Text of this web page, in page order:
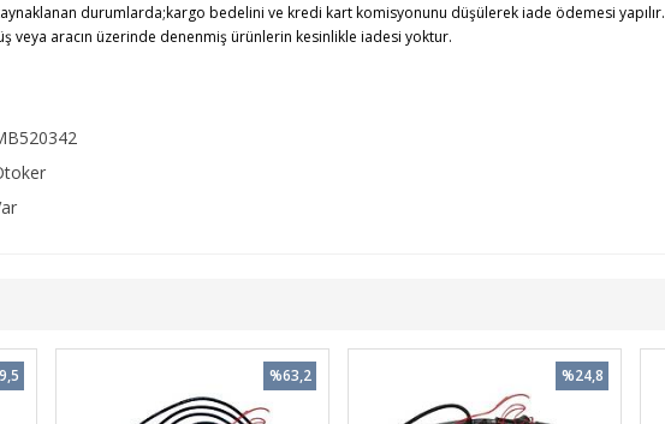
durumlarda;kargo bedelini ve kredi kart komisyonunu düşülerek iade ödemesi yapılır.
veya aracın üzerinde denenmiş ürünlerin kesinlikle iadesi yoktur.
%63,2 %24,8